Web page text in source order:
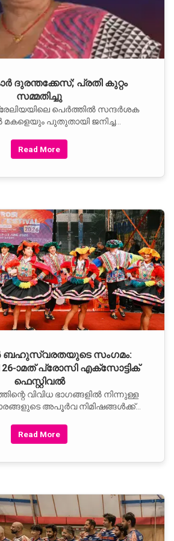
ദുരന്തക്കേസ്; പ്രതി കുറ്റം
സമ്മതിച്ചു
പെര്‍ത്തില്‍ സന്ദര്‍ശക
മകളെയും പുതുതായി ജനിച്ച
53-കാരി ബിഷ്ണു കുമാരി ഗുരുങ്
മരിച്ച സംഭവത്തില്‍ നിര്‍ണായക
Read More
ബഹുസ്വരതയുടെ സംഗമം:
ാമത് പ്രോസി എക്സോട്ടിക്
ഫെസ്റ്റിവല്‍
വിവിധ ഭാഗങ്ങളില്‍ നിന്നുള്ള
അപൂര്‍വ നിമിഷങ്ങള്‍ക്ക്
രണ്ടു ദിവസങ്ങളിലായി
മേളയില്‍ 10,000-ത്തിലധികം
Read More